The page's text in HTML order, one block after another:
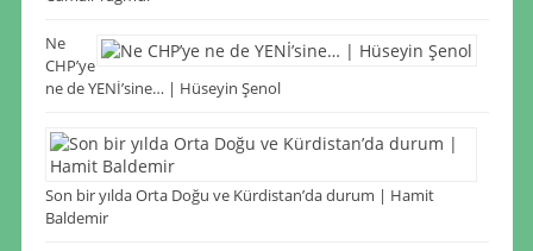
Ne
CHP’ye
ne de YENİ’sine… | Hüseyin Şenol
Son bir yılda Orta Doğu ve Kürdistan’da durum | Hamit
Baldemir